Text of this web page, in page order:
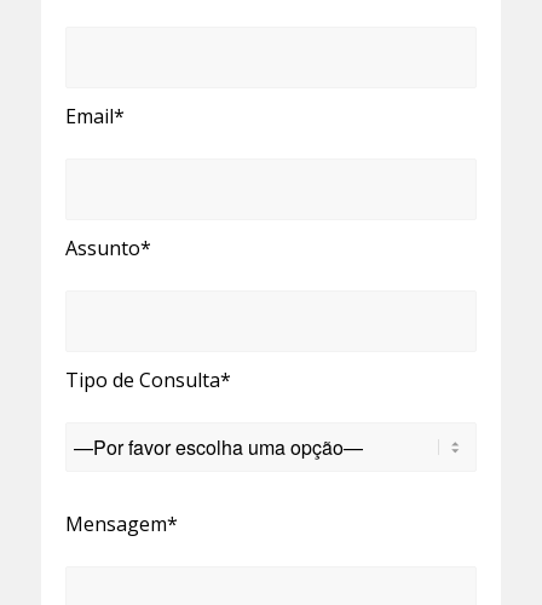
Email*
Assunto*
Tipo de Consulta*
Mensagem*